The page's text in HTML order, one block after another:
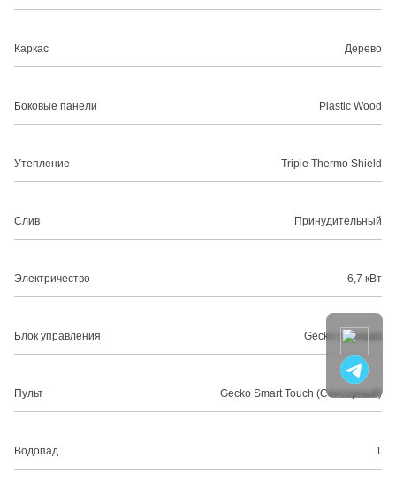
Каркас Дерево
Боковые панели Plastic Wood
Утепление Triple Thermo Shield
Слив Принудительный
Электричество 6,7 кВт
Блок управления Gecko (Канада)
Пульт Gecko Smart Touch (Сенсорный)
Водопад 1